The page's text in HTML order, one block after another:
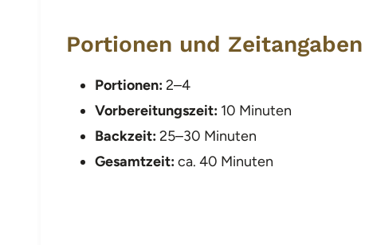
Portionen und Zeitangaben
Portionen:2–4
Vorbereitungszeit: 10 Minuten
Backzeit:25–30 Minuten
Gesamtzeit:ca. 40 Minuten